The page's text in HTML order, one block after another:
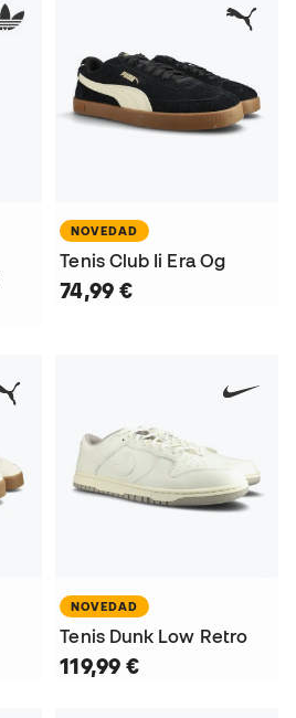
NOVEDAD
Tenis Club Ii Era Og
74,99 €
NOVEDAD
Tenis Dunk Low Retro
119,99 €